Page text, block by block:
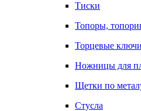
Тиски
Топоры,
Торцевые ключи
Ножницы для
Щетки по
Стусла